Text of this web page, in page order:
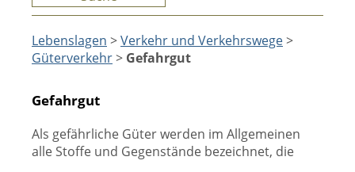
Lebenslagen >Verkehr und Verkehrswege>
Güterverkehr> Gefahrgut
Gefahrgut
Als gefährliche Güter werden im Allgemeinen
alle Stoffe und Gegenstände bezeichnet, die